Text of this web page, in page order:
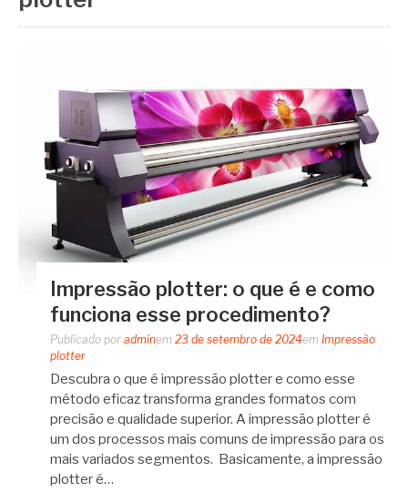
Impressão plotter: o que é e como
funciona esse procedimento?
Publicado por adminem 23 de setembro de 2024em Impressão
plotter
Descubra o que é impressão plotter e como esse
método eficaz transforma grandes formatos com
precisão e qualidade superior. A impressão plotter é
um dos processos mais comuns de impressão para os
mais variados segmentos. Basicamente, a impressão
plotter é…